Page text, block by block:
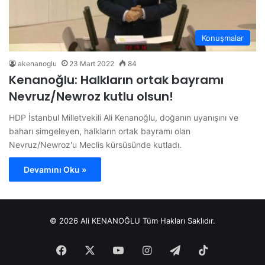
Konuşmalar
akenanoglu 23 Mart 2022 84
Kenanoğlu: Halkların ortak bayramı
Nevruz/Newroz kutlu olsun!
HDP İstanbul Milletvekili Ali Kenanoğlu, doğanın uyanışını ve
baharı simgeleyen, halkların ortak bayramı olan
Nevruz/Newroz'u Meclis kürsüsünde kutladı.
Devamını Oku »
© 2026 Ali KENANOĞLU Tüm Hakları Saklıdır.
Facebook YouTubeInstagram
Telegram